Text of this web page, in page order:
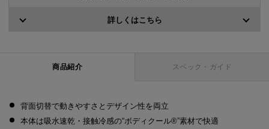
詳しくはこちら
商品紹介 スペック・ガイド
背面切替で動きやすさとデザイン性を両立
本体は吸水速乾・接触冷感の“ボディクール®”素材で快適